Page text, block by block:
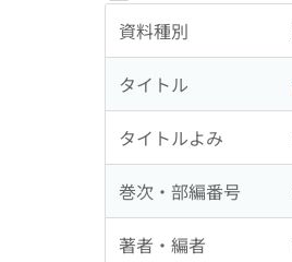
資料種別
タイトル
タイトルよみ
巻次・部編番号
著者・編者